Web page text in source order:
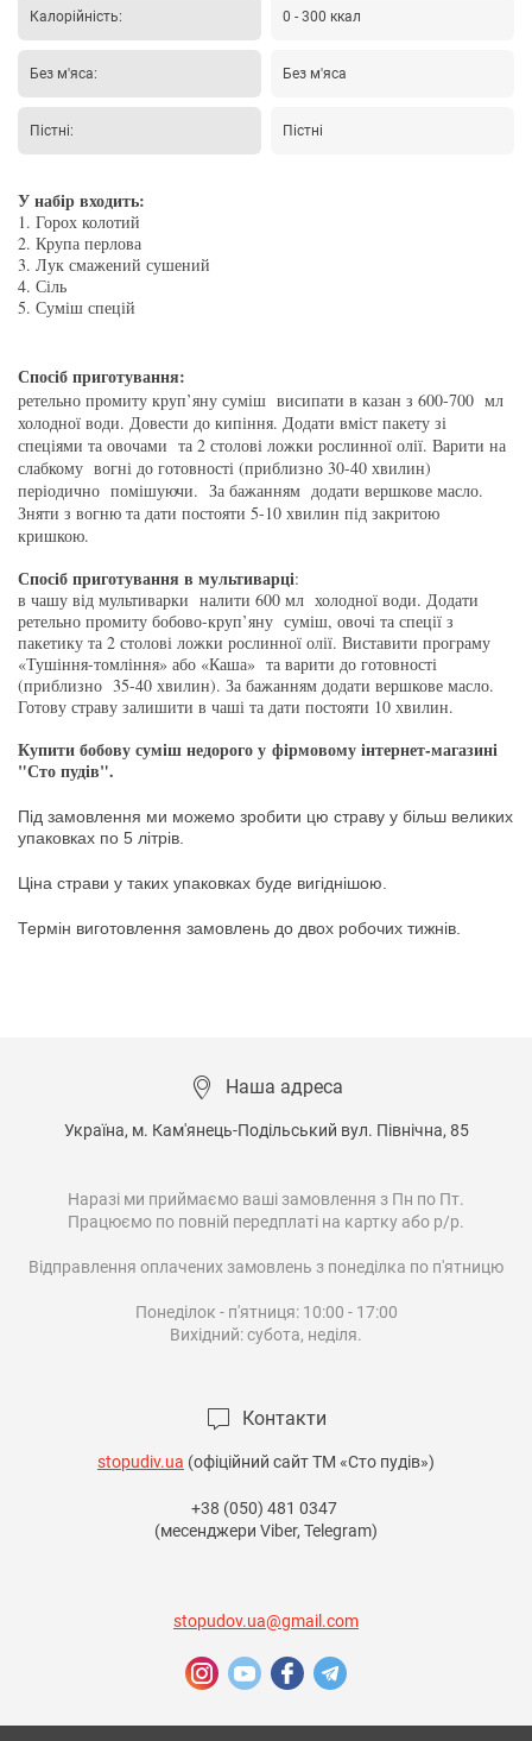
Калорійність: 0 - 300 ккал
Без м'яса: Без м'яса
Пістні: Пістні
У набір входить:
1. Горох колотий
2. Крупа перлова
3. Лук смажений сушений
4. Сіль
5. Суміш спецій
Спосіб приготування:
ретельно промиту круп’яну суміш висипати в казан з 600-700 мл
холодної води. Довести до кипіння. Додати вміст пакету зі
спеціями та овочами та 2 столові ложки рослинної олії. Варити на
слабкому вогні до готовності (приблизно 30-40 хвилин)
періодично помішуючи. За бажанням додати вершкове масло.
Зняти з вогню та дати постояти 5-10 хвилин під закритою
кришкою.
Спосіб приготування в мультиварці:
в чашу від мультиварки налити 600 мл холодної води. Додати
ретельно промиту бобово-круп’яну суміш, овочі та спеції з
пакетику та 2 столові ложки рослинної олії. Виставити програму
«Тушіння-томління» або «Каша» та варити до готовності
(приблизно 35-40 хвилин). За бажанням додати вершкове масло.
Готову страву залишити в чаші та дати постояти 10 хвилин.
Купити бобову суміш недорого у фірмовому інтернет-магазині
"Сто пудів".
Під замовлення ми можемо зробити цю страву у більш великих
упаковках по 5 літрів.
Ціна страви у таких упаковках буде вигіднішою
Термін виготовлення замовлень до двох робочих тижнів
Наша адреса
Україна, м. Кам'янець-Подільський вул. Північна, 85
Наразі ми приймаємо ваші замовлення з Пн по Пт.
Працюємо по повній передплаті на картку або р/р.
Відправлення оплачених замовлень з понеділка по п'ятницю
Понеділок - п'ятниця: 10:00 - 17:00
Вихідний: субота, неділя.
Контакти
stopudiv.ua (офіційний сайт ТМ «Сто пудів»)
+38 (050) 481 0347
(месенджери Viber, Telegram)
stopudov.ua@gmail.com